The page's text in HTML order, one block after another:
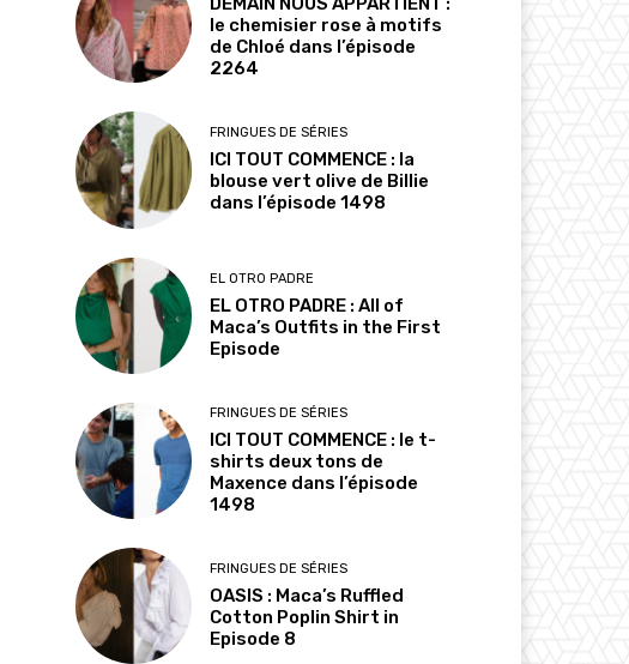
le chemisier rose à motifs
de Chloé dans l’épisode
2264
FRINGUES DE SÉRIES
ICI TOUT COMMENCE : la
blouse vert olive de Billie
dans l’épisode 1498
EL OTRO PADRE
EL OTRO PADRE : All of
Maca’s Outfits in the First
Episode
FRINGUES DE SÉRIES
ICI TOUT COMMENCE : le t-
shirts deux tons de
Maxence dans l’épisode
1498
FRINGUES DE SÉRIES
OASIS : Maca’s Ruffled
Cotton Poplin Shirt in
Episode 8